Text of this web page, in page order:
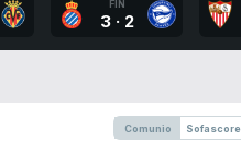
FIN
3 · 2
Comunio Sofascore